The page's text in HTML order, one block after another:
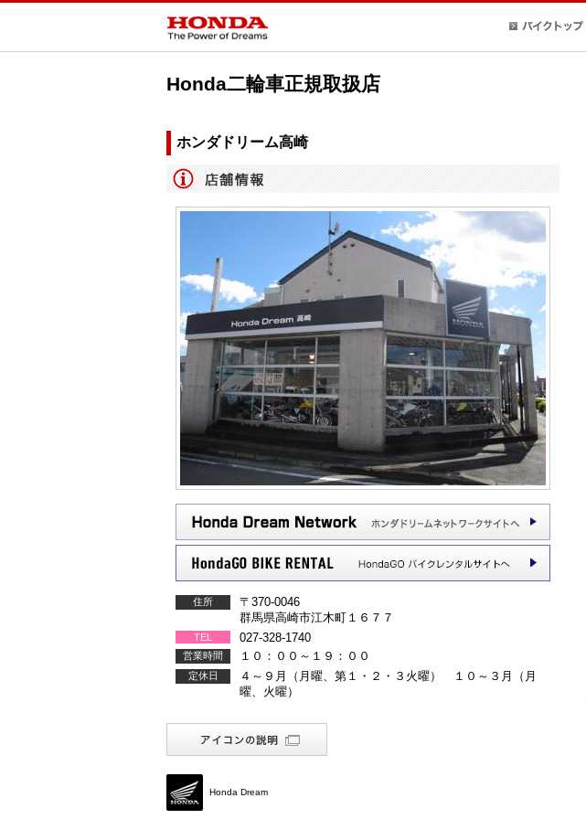
Honda二輪車正規取扱店
ホンダドリーム高崎
住所
〒370-0046
群馬県高崎市江木町１６７７
TEL 027-328-1740
営業時間 １０：００～１９：００
定休日
４～９月（月曜、第１・２・３火曜） １０～３月（月
曜、火曜）
Honda Dream